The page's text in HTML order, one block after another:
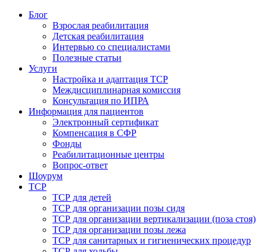
Блог
Взрослая реабилитация
Детская реабилитация
Интервью со специалистами
Полезные статьи
Услуги
Настройка и адаптация ТСР
Междисциплинарная комиссия
Консультация по ИПРА
Информация для пациентов
Электронный сертификат
Компенсация в СФР
Фонды
Реабилитационные центры
Вопрос-ответ
Шоурум
ТСР
ТСР для детей
ТСР для организации позы сидя
ТСР для организации вертикализации (поза стоя)
ТСР для организации позы лежа
ТСР для санитарных и гигиенических процедур